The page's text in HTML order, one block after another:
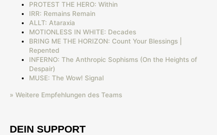
PROTEST THE HERO: Within
IRR: Remains Remain
ALLT: Ataraxia
MOTIONLESS IN WHITE: Decades
BRING ME THE HORIZON: Count Your Blessings |
Repented
INFERNO: The Anthropic Sophisms (On the Heights of
Despair)
MUSE: The Wow! Signal
» Weitere Empfehlungen des Teams
DEIN SUPPORT